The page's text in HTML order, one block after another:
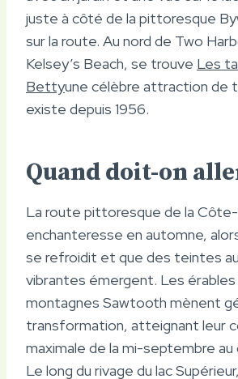
juste à côté de la pittoresque
sur la route. Au nord de Two
Kelsey’s Beach, se trouve Les
Bettyune célèbre attraction de
existe depuis 1956.
Quand doit-on
La route pittoresque de la
enchanteresse en automne,
se refroidit et que des teintes
vibrantes émergent. Les
montagnes Sawtooth mènent
transformation, atteignant leur
maximale de la mi-septembre
Le long du rivage du lac